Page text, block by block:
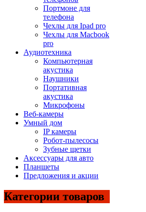
Портмоне для
телефона
Чехлы для Ipad pro
Чехлы для Macbook
pro
Аудиотехника
Компьютерная
акустика
Наушники
Портативная
акустика
Микрофоны
Веб-камеры
Умный дом
IP камеры
Робот-пылесосы
Зубные щетки
Аксессуары для авто
Планшеты
Предложения и акции
Категории товаров